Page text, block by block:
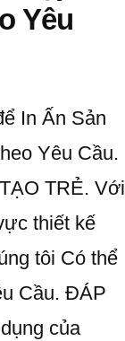
Yêu
In Ấn Sản
Yêu Cầu.
TRẺ. Với
thiết kế
tôi Có thể
Cầu. ĐÁP
của